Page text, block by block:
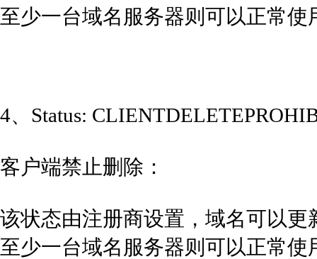
至少一台域名服务器则可以正常
4、Status:
客户端禁止删除：
该状态由注册商设置，域名可以
至少一台域名服务器则可以正常